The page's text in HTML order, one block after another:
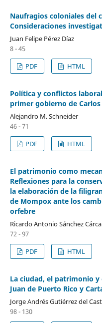
Naufragios coloniales del
Consideraciones
Juan Felipe Pérez Díaz
8 - 45
PDF
HTML
Política y conflictos
primer gobierno de Carlos
Alejandro M. Schneider
46 - 71
PDF
HTML
El patrimonio como
Reflexiones para la
la elaboración de la
de Mompox ante los
orfebre
Ricardo Antonio Sánchez
72 - 97
PDF
HTML
La ciudad, el patrimonio y
Juan de Puerto Rico y
Jorge Andrés Gutiérrez del
98 - 130